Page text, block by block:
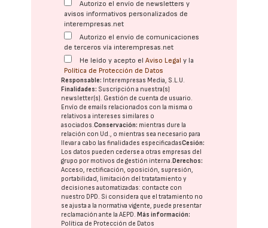
Autorizo el envío de newsletters y
avisos informativos personalizados de
interempresas.net
Autorizo el envío de comunicaciones
de terceros vía interempresas.net
He leído y acepto elAviso Legal y la
Política de Protección de Datos
Responsable: Interempresas Media, S.L.U.
Finalidades: Suscripción a nuestra(s)
newsletter(s). Gestión de cuenta de usuario.
Envío de emails relacionados con la misma o
relativos a intereses similares o
asociados.Conservación: mientras dure la
relación con Ud., o mientras sea necesario para
llevar a cabo las finalidades especificadasCesión:
Los datos pueden cederse a otras empresas del
grupo por motivos de gestión interna.Derechos:
Acceso, rectificación, oposición, supresión,
portabilidad, limitación del tratatamiento y
decisiones automatizadas: contacte con
nuestro DPD. Si considera que el tratamiento no
se ajusta a la normativa vigente, puede presentar
reclamación ante laAEPD.Más información:
Política de Protección de Datos